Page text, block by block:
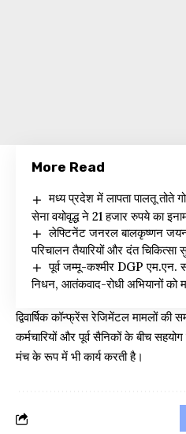
More Read
मध्य प्रदेश में लापता पालतू तोते
सेना वयोवृद्ध ने 21 हजार रुपये का
लेफ्टिनेंट जनरल बालकृष्णन
परिचालन तैयारियों और दंत चिकित्सा
पूर्व जम्मू-कश्मीर DGP एम.एन.
निधन, आतंकवाद-रोधी अभियानों
द्विवार्षिक कॉन्फ्रेंस रेजिमेंटल मामलों की
कर्मचारियों और पूर्व सैनिकों के बीच
मंच के रूप में भी कार्य करती है।